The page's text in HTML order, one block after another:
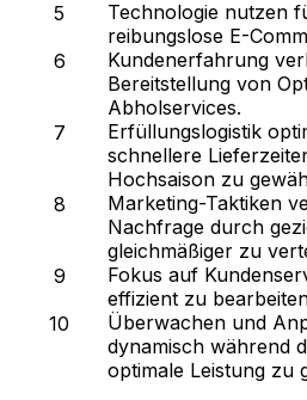
Technologie nutzen
reibungslose E-
Kundenerfahrung
Bereitstellung von
Abholservices.
Erfüllungslogistik
schnellere
Hochsaison zu
Marketing-Taktiken
Nachfrage durch
gleichmäßiger zu
Fokus auf
effizient zu
Überwachen und
dynamisch während
optimale Leistung zu